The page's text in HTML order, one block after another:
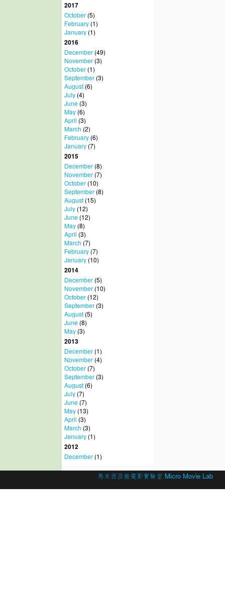
2017
October(5)
February(1)
January(1)
2016
December(49)
November(3)
October(1)
September(3)
August(6)
July(4)
June(3)
May(6)
April (3)
March (2)
February(6)
January(7)
2015
December(8)
November(7)
October(10)
September(8)
August(15)
July(12)
June(12)
May(8)
April (3)
March (7)
February(7)
January(10)
2014
December(5)
November(10)
October(12)
September(3)
August(5)
June(8)
May(3)
2013
December(1)
November(4)
October(7)
September(3)
August(6)
July(7)
June(7)
May(13)
April (3)
March (3)
January(1)
2012
December(1)
馬來西亞微電影實驗室 Micro Movie Lab